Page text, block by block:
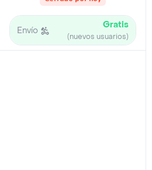
Envío Gratis
(nuevos usuarios)